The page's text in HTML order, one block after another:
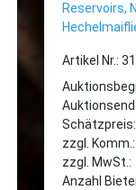
Reservoirs,
Artikel Nr.:
Schätzpreis:
zzgl. Komm.:
zzgl. MwSt.:
Anzahl